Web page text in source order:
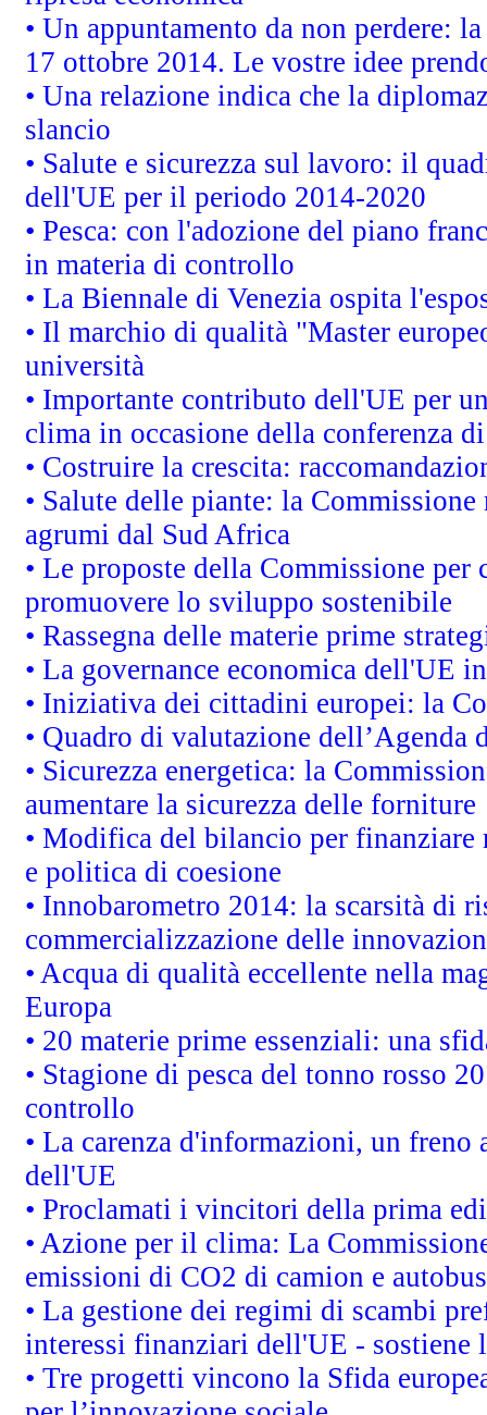
• Un appuntamento da non perdere:
17 ottobre 2014. Le vostre idee
• Una relazione indica che la
slancio
• Salute e sicurezza sul lavoro: il
dell'UE per il periodo 2014-2020
• Pesca: con l'adozione del piano
in materia di controllo
• La Biennale di Venezia ospita
• Il marchio di qualità "Master
università
• Importante contributo dell'UE per
clima in occasione della conferenza
• Costruire la crescita:
• Salute delle piante: la
agrumi dal Sud Africa
• Le proposte della Commissione
promuovere lo sviluppo sostenibile
• Rassegna delle materie prime
• La governance economica dell'UE
• Iniziativa dei cittadini europei: la
• Quadro di valutazione
• Sicurezza energetica: la
aumentare la sicurezza delle forniture
• Modifica del bilancio per finanziare
e politica di coesione
• Innobarometro 2014: la scarsità di
commercializzazione delle
• Acqua di qualità eccellente nella
Europa
• 20 materie prime essenziali: una
• Stagione di pesca del tonno rosso
controllo
• La carenza d'informazioni, un
dell'UE
• Proclamati i vincitori della prima
• Azione per il clima: La
emissioni di CO2 di camion e autobus
• La gestione dei regimi di scambi
interessi finanziari dell'UE - sostiene
• Tre progetti vincono la Sfida